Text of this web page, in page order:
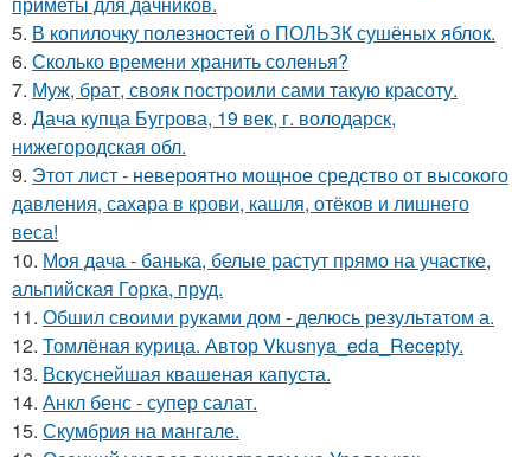
5. В копилочку полезностей о ПОЛЬЗК сушёных яблок.
6. Сколько времени хранить соленья?
7. Муж, брат, свояк построили сами такую красоту.
8. Дача купца Бугрова, 19 век, г. володарск,
нижегородская обл.
9. Этот лист - невероятно мощное средство от высокого
давления, сахара в крови, кашля, отёков и лишнего
веса!
10. Моя дача - банька, белые растут прямо на участке,
альпийская Горка, пруд.
11. Обшил своими руками дом - делюсь результатом а.
12. Томлёная курица. Автор Vkusnya_eda_Recepty.
13. Вскуснейшая квашеная капуста.
14. Анкл бенс - супер салат.
15. Скумбрия на мангале.